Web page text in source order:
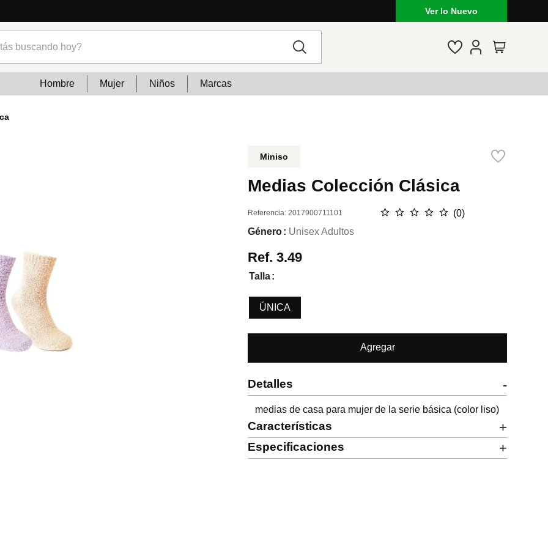
Lo que está de moda en Venezuela:
Ver lo Nuevo
Hombre Mujer Niños Marcas
Miniso
Medias Colección Clásica
Referencia:2017900711101 ☆ ☆ ☆ ☆ ☆ (0)
Género
Unisex Adultos
Ref.3.49
Talla
ÚNICA
Agregar
Detalles -
medias de casa para mujer de la serie básica (color liso)
Características +
Especificaciones +